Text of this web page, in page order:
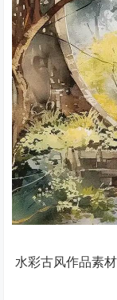
水彩古风作品素